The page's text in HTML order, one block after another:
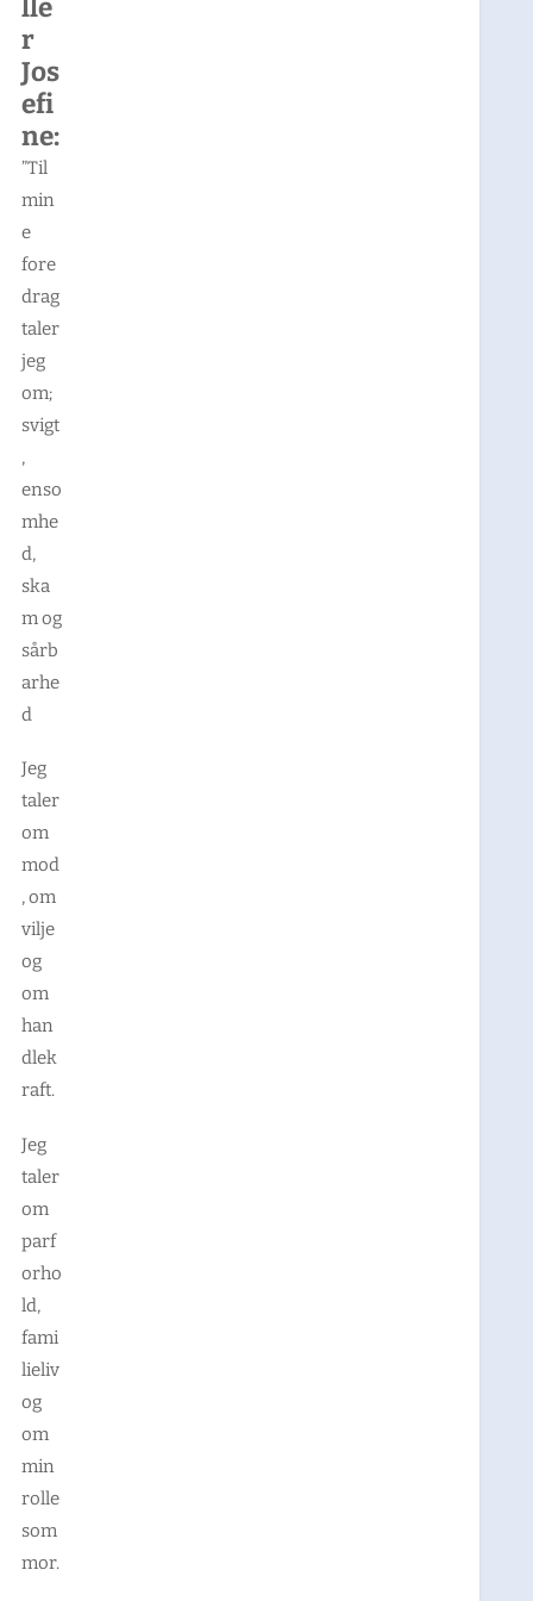
lle
r
Jos
efi
ne:
”Til
min
e
fore
drag
taler
jeg
om;
svigt
,
enso
mhe
d,
ska
m og
sårb
arhe
d
Jeg
taler
om
mod
, om
vilje
og
om
han
dlek
raft.
Jeg
taler
om
parf
orho
ld,
fami
lieliv
og
om
min
rolle
som
mor.